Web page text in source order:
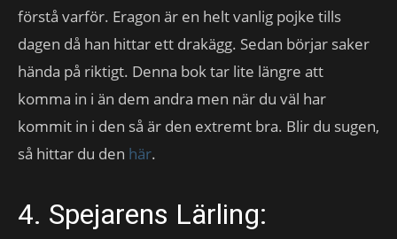
förstå varför. Eragon är en helt vanlig pojke tills
dagen då han hittar ett drakägg. Sedan börjar saker
hända på riktigt. Denna bok tar lite längre att
komma in i än dem andra men när du väl har
kommit in i den så är den extremt bra. Blir du sugen,
så hittar du den här.
4. Spejarens Lärling: